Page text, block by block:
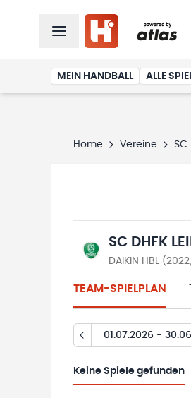
MEIN HANDBALL ALLE
Home Vereine SC
SC DHFK
DAIKIN HBL
TEAM-SPIELPLAN
01.07.2026 -
Keine Spiele gefunden